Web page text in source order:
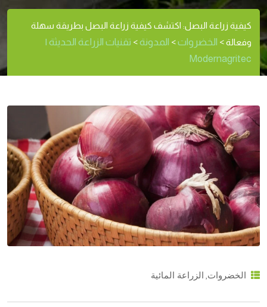
كيفية زراعة البصل: اكتشف كيفية زراعة البصل بطريقة سهلة
وفعالة> الخضروات> المدونة> تقنيات الزراعة الحديثة |
Modernagritec
الخضروات الزراعة المائية